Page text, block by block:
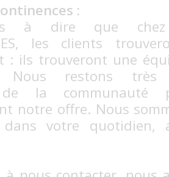
:
à dire que chez
les clients
: ils trouveront une
Nous restons
de la communauté
notre offre. Nous
dans votre quotidien,